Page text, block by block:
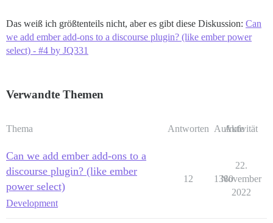
Das weiß ich größtenteils nicht, aber es gibt diese Diskussion: Can
we add ember add-ons to a discourse plugin? (like ember power
select) - #4 by JQ331
Verwandte Themen
Thema Antworten Aufrufe
Aktivität
Can we add ember add-ons to a
discourse plugin? (like ember
power select)
Development
12 1380
22.
November
2022